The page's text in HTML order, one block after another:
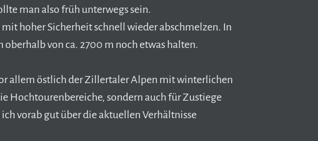
man also früh unterwegs sein.
hoher Sicherheit schnell wieder abschmelzen. In
von ca. 2700 m noch etwas halten.
allem östlich der Zillertaler Alpen mit winterlichen
Hochtourenbereiche, sondern auch für Zustiege
vorab gut über die aktuellen Verhältnisse